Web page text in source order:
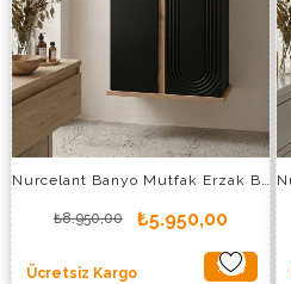
Nurcelant Banyo Mutfak Erzak Boy Dolabı Mdf Siyah
₺5.950,00
₺8.950,00
%34
Ücretsiz Kargo